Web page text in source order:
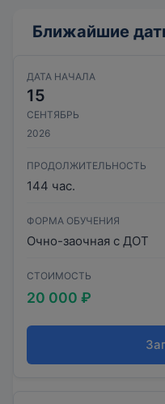
Ближайшие
ДАТА НАЧАЛА
15
СЕНТЯБРЬ
2026
ПРОДОЛЖИТЕЛЬНОСТЬ
144 час.
ФОРМА ОБУЧЕНИЯ
Очно-заочная с ДОТ
СТОИМОСТЬ
20 000 ₽